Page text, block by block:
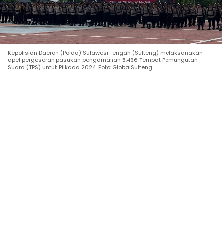
Kepolisian Daerah (Polda) Sulawesi Tengah (Sulteng) melaksanakan
apel pergeseran pasukan pengamanan 5.496 Tempat Pemungutan
Suara (TPS) untuk Pilkada 2024. Foto: GlobalSulteng.